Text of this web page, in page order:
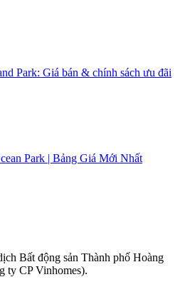
Park: Giá bán & chính sách ưu đãi
Park | Bảng Giá Mới Nhất
Bất động sản Thành phố Hoàng
ty CP Vinhomes).